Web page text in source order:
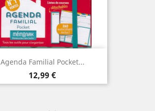
Agenda Familial Pocket...
Prix
12,99 €